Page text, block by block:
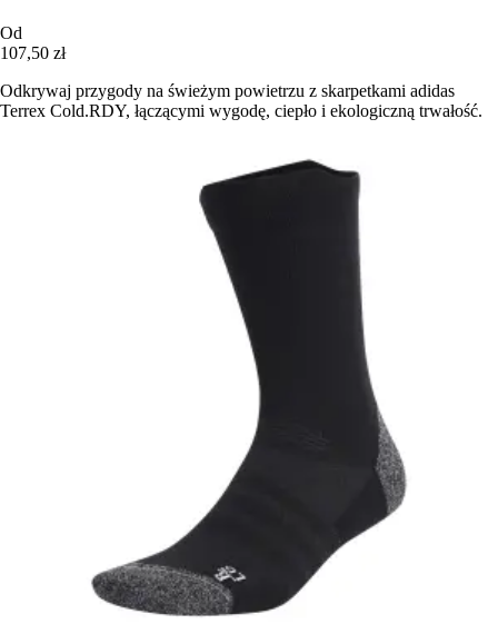
Od
107,50 zł
Odkrywaj przygody na świeżym powietrzu z skarpetkami adidas
Terrex Cold.RDY, łączącymi wygodę, ciepło i ekologiczną trwałość.